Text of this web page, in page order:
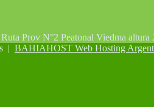
Prov N°2 Peatonal Viedma
| BAHIAHOST Web Hosting